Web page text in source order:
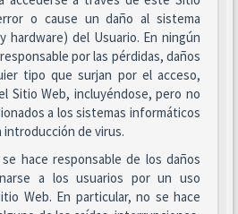
o cause un daño al sistema
hardware) del Usuario. En ningún
por las pérdidas, daños
tipo que surjan por el acceso,
Sitio Web, incluyéndose, pero no
a los sistemas informáticos
introducción de virus.
hace responsable de los daños
a los usuarios por un uso
Web. En particular, no se hace